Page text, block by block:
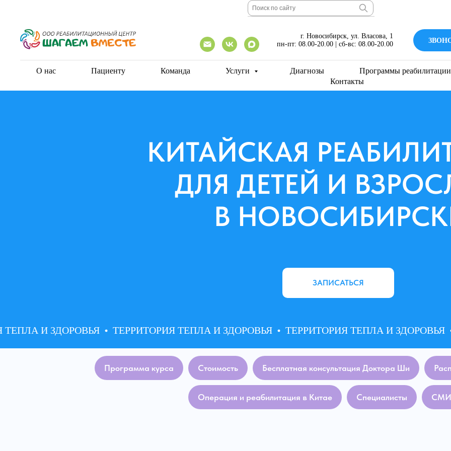
г. Новосибирск, ул. Власова, 1
пн-пт: 08.00-20.00 | сб-вс: 08.00-20.00
О нас Пациенту Команда Услуги Диагнозы Программы реабилитации
Контакты
КИТАЙСКАЯ
ДЛЯ ДЕТЕЙ И
В
ЗАПИСАТЬСЯ
И ЗДОРОВЬЯ ТЕРРИТОРИЯ ТЕПЛА И ЗДОРОВЬЯ ТЕРРИТОРИЯ ТЕПЛА И ЗДОРОВЬЯ
Программа курса Стоимость Бесплатная консультация Доктора Ши
Операция и реабилитация в Китае Специалисты СМИ